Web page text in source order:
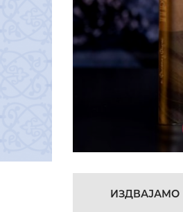
ИЗДВАЈАМО